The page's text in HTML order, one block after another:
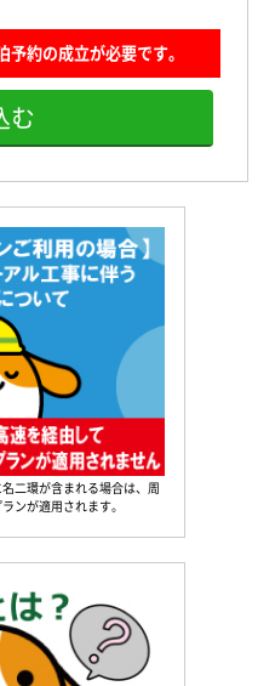
約の成立が必要です。
む
二環が含まれる場合は、周
ンが適用されます。